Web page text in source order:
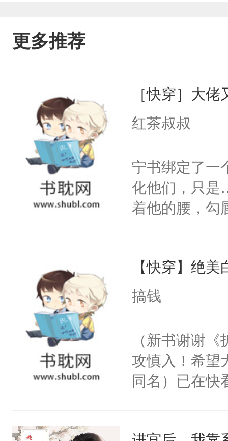
更多推荐
［快穿］大
红茶叔叔
宁书绑定了一
化他们，只是
着他的腰，勾
来，给老公
用力——为你
【快穿】绝
搞钱
（新书谢谢
攻慎入！希望
同名）已在快